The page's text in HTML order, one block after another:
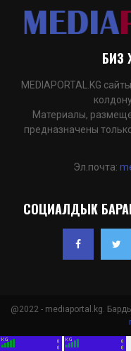
БИЗ
MEDIAPORTAL.KG
Материалы,
предназначены
Эл.почта:
СОЦИАЛДЫК
@2022 - mediaportal.kg.